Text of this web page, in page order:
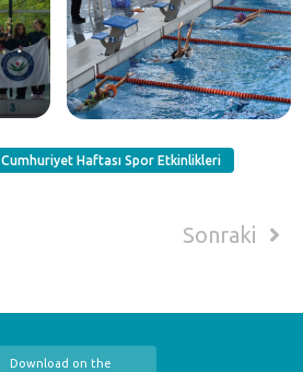
Cumhuriyet Haftası Spor Etkinlikleri
Sonraki
Download on the